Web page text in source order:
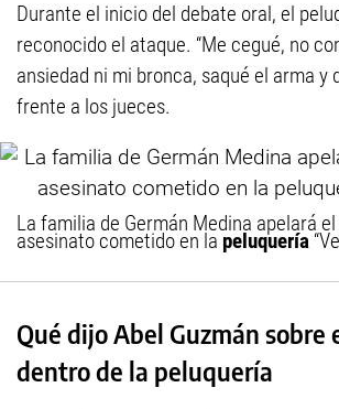
Durante el inicio del debate oral, el
reconocido el ataque. “Me cegué, no
ansiedad ni mi bronca, saqué el arma y
frente a los jueces.
La familia de Germán Medina apelará
asesinato cometido en la peluquería
Qué dijo Abel Guzmán sobre
dentro de la peluquería